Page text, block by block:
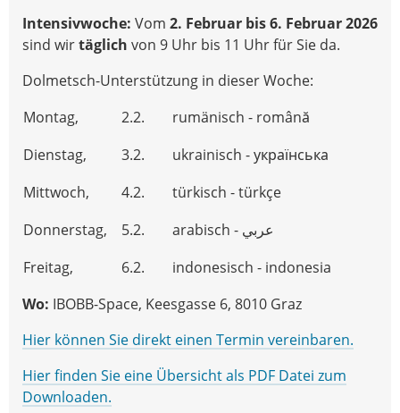
Intensivwoche: Vom 2. Februar bis 6. Februar2026
sind wirtäglich von 9 Uhr bis 11 Uhr für Sie da.
Dolmetsch-Unterstützung in dieser Woche:
Montag,
2.2.
rumänisch - română
Dienstag,
3.2.
ukrainisch - українська
Mittwoch,
4.2.
türkisch - türkçe
Donnerstag,
5.2.
Freitag,
6.2.
indonesisch - indonesia
Wo: IBOBB-Space, Keesgasse 6, 8010 Graz
Hier können Sie direkt einen Termin vereinbaren.
Hier finden Sie eine Übersicht als PDF Datei zum
Downloaden.